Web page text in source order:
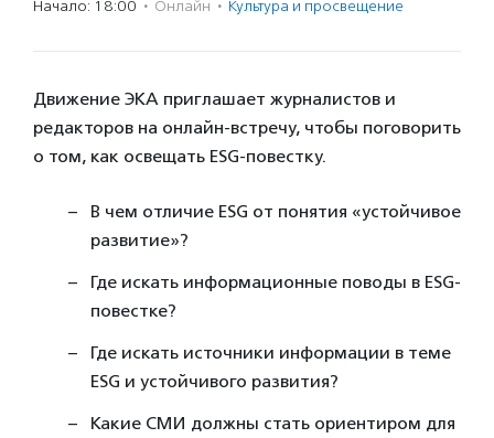
Начало: 18:00 · Онлайн · Культура и просвещение
Движение ЭКА приглашает журналистов и
редакторов на онлайн-встречу, чтобы поговорить
о том, как освещать ESG-повестку.
В чем отличие ESG от понятия «устойчивое
развитие»?
Где искать информационные поводы в ESG-
повестке?
Где искать источники информации в теме
ESG и устойчивого развития?
Какие СМИ должны стать ориентиром для